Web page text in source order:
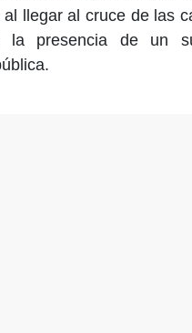
llegar al cruce de las
la presencia de un